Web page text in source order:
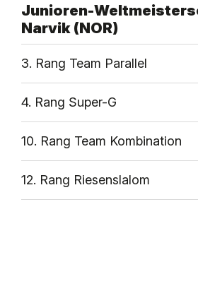
Junioren-
Narvik (NOR)
3. Rang Team Parallel
4. Rang Super-G
10. Rang Team Kombination
12. Rang Riesenslalom